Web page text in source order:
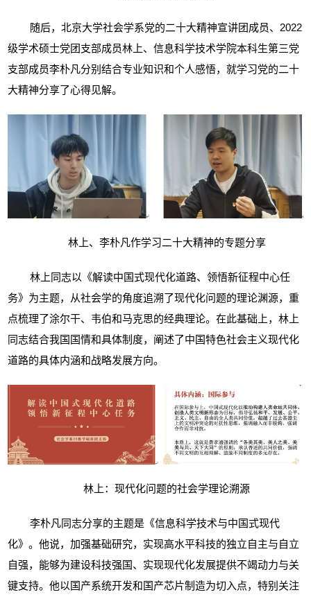
随后，北京大学社会学系党的二十大精神宣讲团成员、 2022
级学术硕士党团支部成员林上、信息科学技术学院本科生第三党
支部成员李朴凡分别结合专业知识和个人感悟，就学习党的二十
大精神分享了心得见解。
林上、李朴凡作学习二十大精神的专题分享
林上同志以《解读中国式现代化道路、领悟新征程中心任
务》为主题，从社会学的角度追溯了现代化问题的理论渊源，重
点梳理了涂尔干、韦伯和马克思的经典理论。在此基础上，林上
同志结合我国国情和具体制度，阐述了中国特色社会主义现代化
道路的具体内涵和战略发展方向。
林上：现代化问题的社会学理论溯源
李朴凡同志分享的主题是《信息科学技术与中国式现代
化》。他说，加强基础研究，实现高水平科技的独立自主与自立
自强，能够为建设科技强国、实现现代化发展提供不竭动力与关
键支持。他以国产系统开发和国产芯片制造为切入点，特别关注